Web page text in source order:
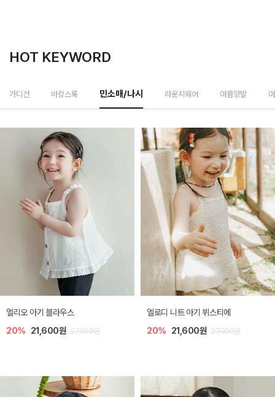
HOT KEYWORD
가디건 바캉스룩 민소매/나시 라운지웨어 여름양말
미렐 아기 라운지웨어
10% 28,800원 32,000원
[SIZE ~6Y] 로미나 라운지 셋업
10% 26,100원 29,000원